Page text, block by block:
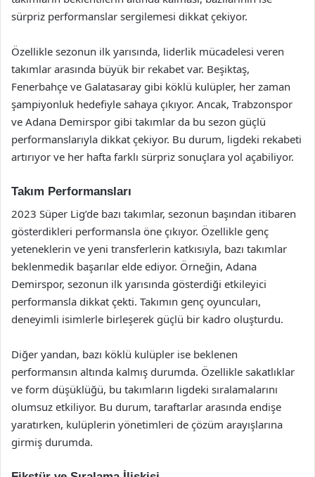
sürpriz performanslar sergilemesi dikkat çekiyor.
Özellikle sezonun ilk yarısında, liderlik mücadelesi veren
takımlar arasında büyük bir rekabet var. Beşiktaş,
Fenerbahçe ve Galatasaray gibi köklü kulüpler, her zaman
şampiyonluk hedefiyle sahaya çıkıyor. Ancak, Trabzonspor
ve Adana Demirspor gibi takımlar da bu sezon güçlü
performanslarıyla dikkat çekiyor. Bu durum, ligdeki rekabeti
artırıyor ve her hafta farklı sürpriz sonuçlara yol açabiliyor.
Takım Performansları
2023 Süper Lig’de bazı takımlar, sezonun başından itibaren
gösterdikleri performansla öne çıkıyor. Özellikle genç
yeteneklerin ve yeni transferlerin katkısıyla, bazı takımlar
beklenmedik başarılar elde ediyor. Örneğin, Adana
Demirspor, sezonun ilk yarısında gösterdiği etkileyici
performansla dikkat çekti. Takımın genç oyuncuları,
deneyimli isimlerle birleşerek güçlü bir kadro oluşturdu.
Diğer yandan, bazı köklü kulüpler ise beklenen
performansın altında kalmış durumda. Özellikle sakatlıklar
ve form düşüklüğü, bu takımların ligdeki sıralamalarını
olumsuz etkiliyor. Bu durum, taraftarlar arasında endişe
yaratırken, kulüplerin yönetimleri de çözüm arayışlarına
girmiş durumda.